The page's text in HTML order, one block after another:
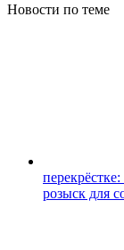
Новости по теме
розыск для